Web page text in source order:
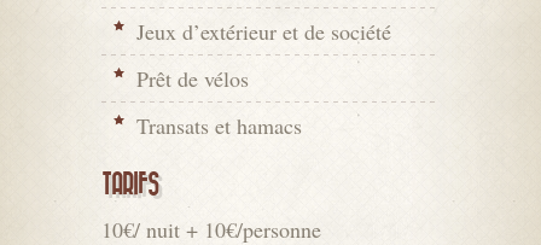
Jeux d’extérieur et de société
Prêt de vélos
Transats et hamacs
TARIFS
10€/ nuit + 10€/personne